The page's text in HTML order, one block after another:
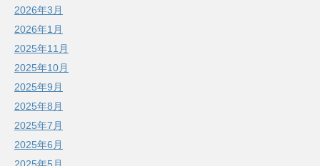
2026年3月
2026年1月
2025年11月
2025年10月
2025年9月
2025年8月
2025年7月
2025年6月